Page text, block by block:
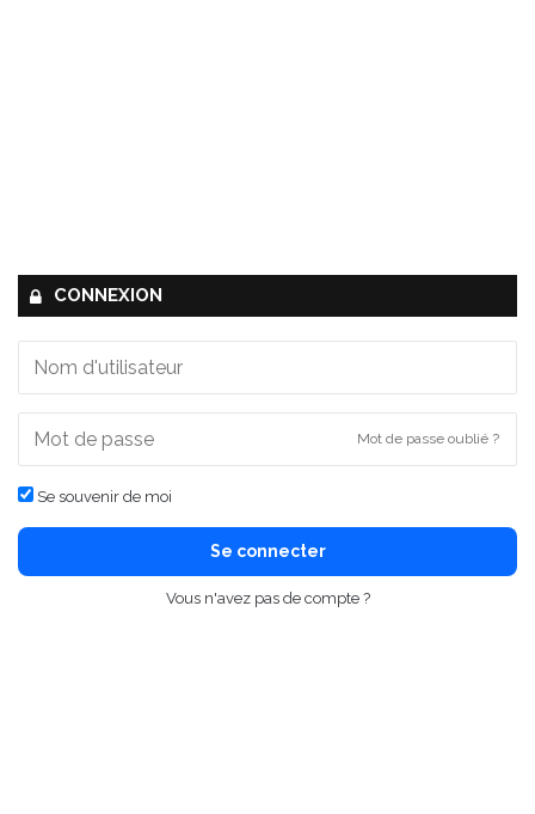
CONNEXION
Mot de passe oublié ?
Se souvenir de moi
Se connecter
Vous n'avez pas de compte ?